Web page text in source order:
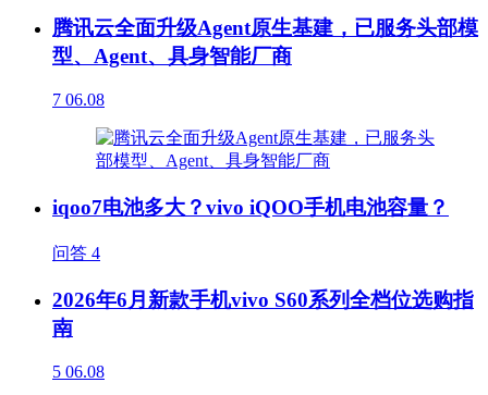
腾讯云全面升级Agent原生基建，已服务头部模
型、Agent、具身智能厂商
7 06.08
iqoo7电池多大？vivo iQOO手机电池容量？
问答 4
2026年6月新款手机vivo S60系列全档位选购指
南
5 06.08